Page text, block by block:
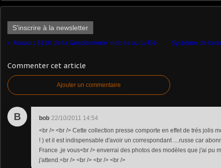
S'inscrire à la newsletter
Renault B110 de la Gendarmerie mobile au 1/43ème (MVI)
Commenter cet article
Ajouter un commentaire
B bob 22/10/2011 14:54
<br /> <br /> Cette collection presse comporte en effet de trés jolis
! ) et il est indispensable d'avoir un correspondant ....russe car
France ,je vous<br /> enverrai des photos des modèles que j'ai pu
j'attend.<br /> <br /> <br /> <br />